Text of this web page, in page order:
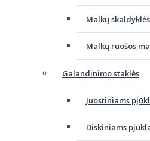
Malkų skaldyklės
Malkų ruošos
Galandinimo staklės
Juostiniams
Diskiniams